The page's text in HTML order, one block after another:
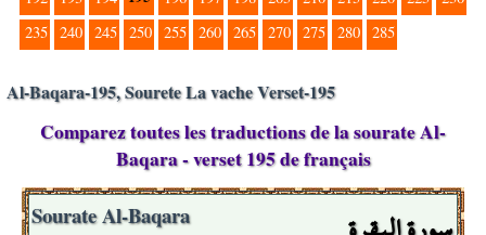
235 240 245 250 255 260 265 270 275 280 285
Al-Baqara-195, Sourete La vache Verset-195
Comparez toutes les traductions de la sourate Al-
Baqara - verset 195 de français
Sourate Al-Baqara